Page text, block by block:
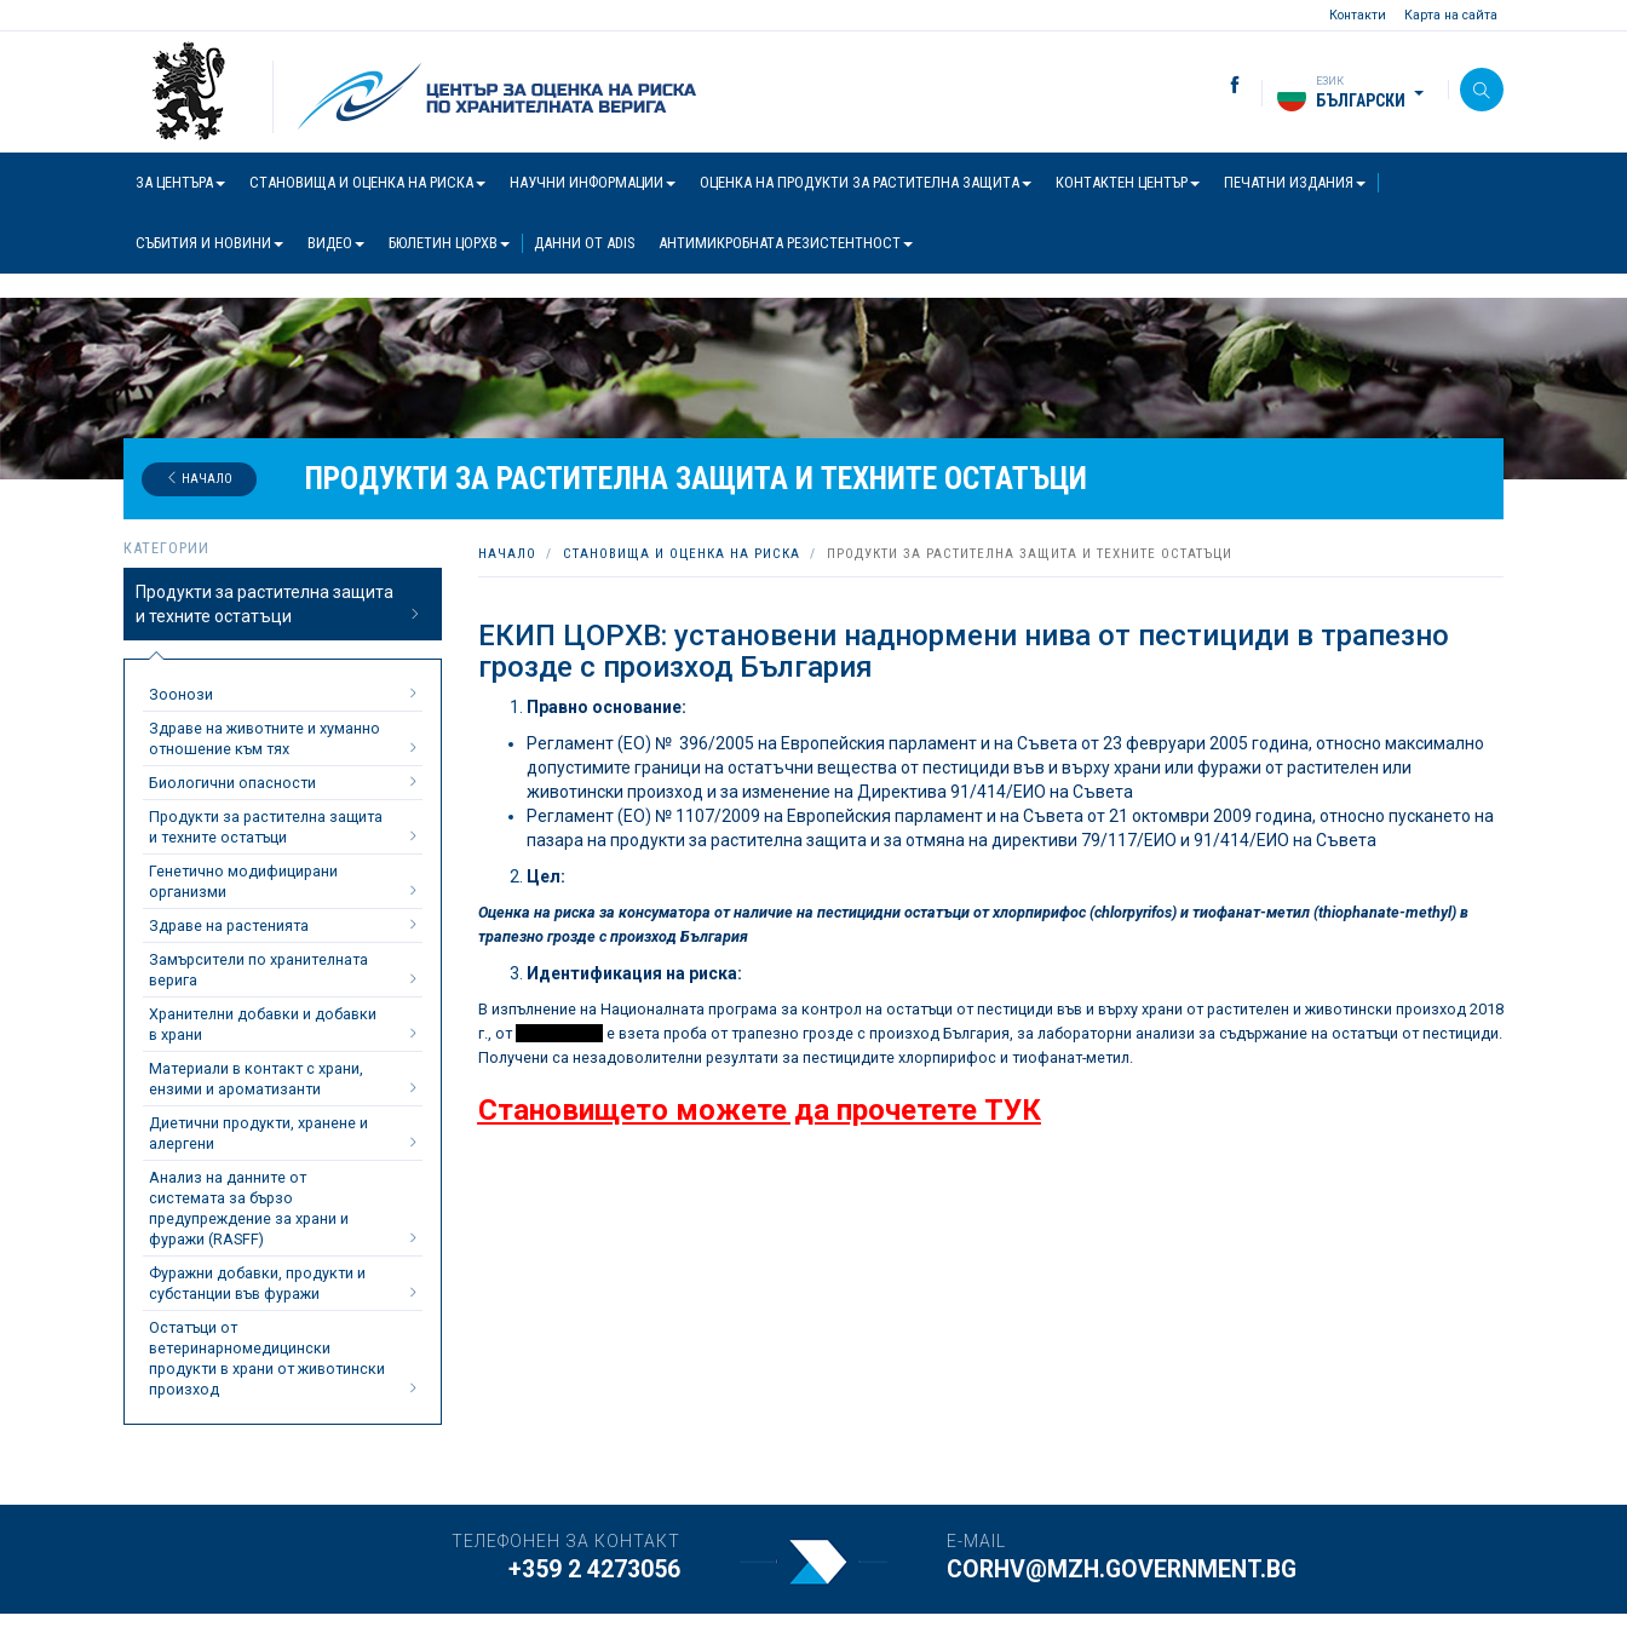
Контакти Карта на сайта
ЕЗИК
БЪЛГАРСКИ
ЗА ЦЕНТЪРА СТАНОВИЩА И ОЦЕНКА НА РИСКА НАУЧНИ ИНФОРМАЦИИ ОЦЕНКА НА ПРОДУКТИ ЗА РАСТИТЕЛНА ЗАЩИТА КОНТАКТЕН ЦЕНТЪР ПЕЧАТНИ ИЗДАНИЯ
СЪБИТИЯ И НОВИНИ ВИДЕО БЮЛЕТИН ЦОРХВ ДАННИ ОТ ADIS АНТИМИКРОБНАТА РЕЗИСТЕНТНОСТ
ПРОДУКТИ ЗА РАСТИТЕЛНА ЗАЩИТА И ТЕХНИТЕ ОСТАТЪЦИ
НАЧАЛО
КАТЕГОРИИ
Продукти за растителна защита
и техните остатъци
Зоонози
Здраве на животните и хуманно
отношение към тях
Биологични опасности
Продукти за растителна защита
и техните остатъци
Генетично модифицирани
организми
Здраве на растенията
Замърсители по хранителната
верига
Хранителни добавки и добавки
в храни
Материали в контакт с храни,
ензими и ароматизанти
Диетични продукти, хранене и
алергени
Анализ на данните от
системата за бързо
предупреждение за храни и
фуражи (RASFF)
Фуражни добавки, продукти и
субстанции във фуражи
Остатъци от
ветеринарномедицински
продукти в храни от животински
произход
НАЧАЛО СТАНОВИЩА И ОЦЕНКА НА РИСКА ПРОДУКТИ ЗА РАСТИТЕЛНА ЗАЩИТА И ТЕХНИТЕ ОСТАТЪЦИ
ЕКИП ЦОРХВ: установени наднормени нива от пестициди в трапезно
грозде с произход България
Правно основание:
Регламент (ЕО) № 396/2005 на Европейския парламент и на Съвета от 23 февруари 2005 година, относно максимално
допустимите граници на остатъчни вещества от пестициди във и върху храни или фуражи от растителен или
животински произход и за изменение на Директива 91/414/ЕИО на Съвета
Регламент (ЕО) № 1107/2009 на Европейския парламент и на Съвета от 21 октомври 2009 година, относно пускането на
пазара на продукти за растителна защита и за отмяна на директиви 79/117/ЕИО и 91/414/ЕИО на Съвета
Цел:
Оценка на риска за консуматора от наличие на пестицидни остатъци от хлорпирифос (chlorpyrifos) и тиофанат-метил (thiophanate-methyl) в
трапезно грозде с произход България
Идентификация на риска:
В изпълнение на Националната програма за контрол на остатъци от пестициди във и върху храни от растителен и животински произход 2018
г., от
е взета проба от трапезно грозде с произход България, за лабораторни анализи за съдържание на остатъци от пестициди.
Получени са незадоволителни резултати за пестицидите хлорпирифос и тиофанат-метил.
Становището можете да прочетете ТУК
ТЕЛЕФОНЕН ЗА КОНТАКТ
+359 2 4273056
E-MAIL
CORHV@MZH.GOVERNMENT.BG